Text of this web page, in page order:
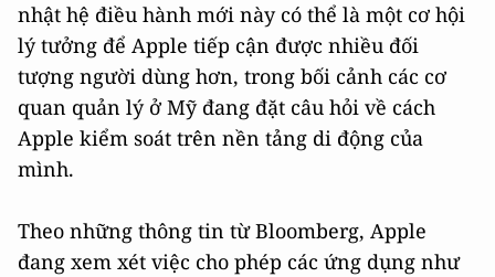
nhật hệ điều hành mới này có thể là một cơ hội
lý tưởng để Apple tiếp cận được nhiều đối
tượng người dùng hơn, trong bối cảnh các cơ
quan quản lý ở Mỹ đang đặt câu hỏi về cách
Apple kiểm soát trên nền tảng di động của
mình.
Theo những thông tin từ Bloomberg, Apple
đang xem xét việc cho phép các ứng dụng như